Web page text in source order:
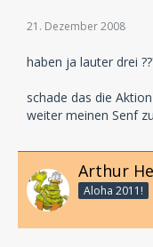
21. Dezember 2008
haben ja lauter drei
schade das die
weiter meinen Senf
Arthur
Aloha 2011!